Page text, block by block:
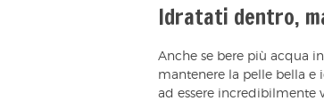
Idratati dentro,
Anche se bere più acqua
mantenere la pelle bella e
ad essere incredibilmente